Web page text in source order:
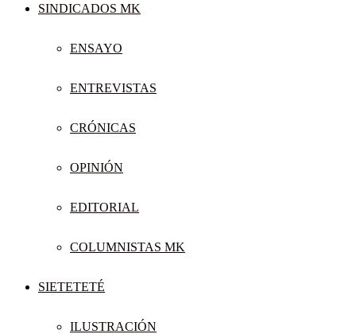
SINDICADOS MK
ENSAYO
ENTREVISTAS
CRÓNICAS
OPINIÓN
EDITORIAL
COLUMNISTAS MK
SIETETETÉ
ILUSTRACIÓN